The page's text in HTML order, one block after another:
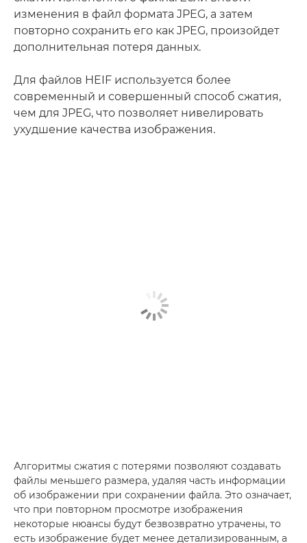
изменения в файл формата JPEG, а затем
повторно сохранить его как JPEG, произойдет
дополнительная потеря данных.
Для файлов HEIF используется более
современный и совершенный способ сжатия,
чем для JPEG, что позволяет нивелировать
ухудшение качества изображения.
Алгоритмы сжатия с потерями позволяют создавать
файлы меньшего размера, удаляя часть информации
об изображении при сохранении файла. Это означает,
что при повторном просмотре изображения
некоторые нюансы будут безвозвратно утрачены, то
есть изображение будет менее детализированным, а